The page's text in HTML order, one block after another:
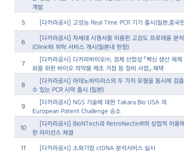
개발
5 [다카라공시] 고성능 Real Time PCR 기기 출시(일본,중국
6
[다카라공시] 차세대 시퀀서를 이용한 고감도 프로테옴 분석
(Olink®) 위탁 서비스 개시(일본내 한정)
7
[다카라공시] 다카라바이오㈜, 경제 산업성 「백신 생산 체제
화를 위한 바이오 의약품 제조 거점 등 정비 사업」 채택
8
[다카라공시] 아데노바이러스의 두 가지 유형을 동시에 검
수 있는 PCR 시약 출시 (일본)
9
[다카라공시] NGS 기술에 대한 Takara Bio USA 의
European Patent Challenge 승소
10
[다카라공시] BioNTech과 RetroNectin®의 상업적 이용
한 라이선스 체결
11 [다카라공시] 소화기암 ctDNA 분석서비스 실시